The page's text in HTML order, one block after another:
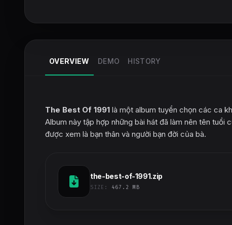
OVERVIEW DEMO HISTORY
The Best Of 1991 là một album tuyển chọn các ca
Album này tập hợp những bài hát đã làm nên tên
được xem là bạn thân và người bạn đời của bà.
the-best-of-1991.zip
SIZE: 467.2 MB